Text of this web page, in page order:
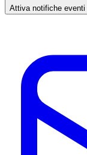
Attiva notifiche eventi